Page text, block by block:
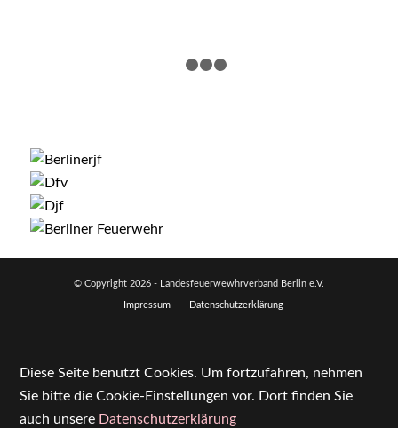
© Copyright 2026 - Landesfeuerwewhrverband Berlin e.V.
Impressum Datenschutzerklärung
Diese Seite benutzt Cookies. Um fortzufahren, nehmen
Sie bitte die Cookie-Einstellungen vor. Dort finden Sie
auch unsere Datenschutzerklärung